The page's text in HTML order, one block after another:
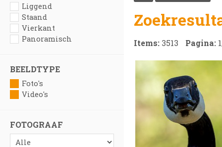
Liggend
Staand
Vierkant
Panoramisch
BEELDTYPE
Foto's
Video's
FOTOGRAAF
Items: 3513 Pagina: 1